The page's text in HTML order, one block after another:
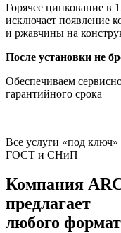
Горячее цинкование в
исключает появление
и ржавчины на
После установки не
Обеспечиваем
гарантийного срока
Все услуги «под ключ»
ГОСТ и СНиП
Компания
предлагает
любого